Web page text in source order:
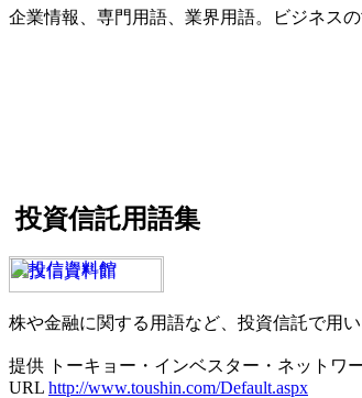
企業情報、専門用語、業界用語。ビジネス
投資信託用語集
株や金融に関する用語など、投資信託で用
提供 トーキョー・インベスター・ネットワ
URL http://www.toushin.com/Default.aspx